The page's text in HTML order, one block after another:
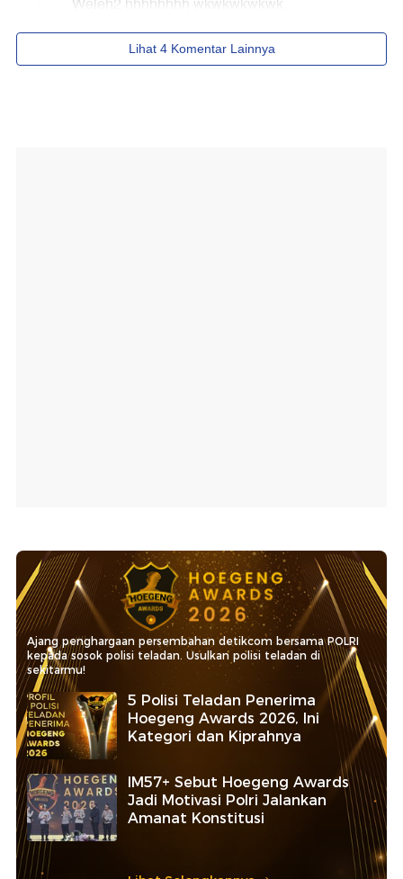
Ajang penghargaan persembahan detikcom bersama POLRI
kepada sosok polisi teladan. Usulkan polisi teladan di
sekitarmu!
5 Polisi Teladan Penerima
Hoegeng Awards 2026, Ini
Kategori dan Kiprahnya
IM57+ Sebut Hoegeng Awards
Jadi Motivasi Polri Jalankan
Amanat Konstitusi